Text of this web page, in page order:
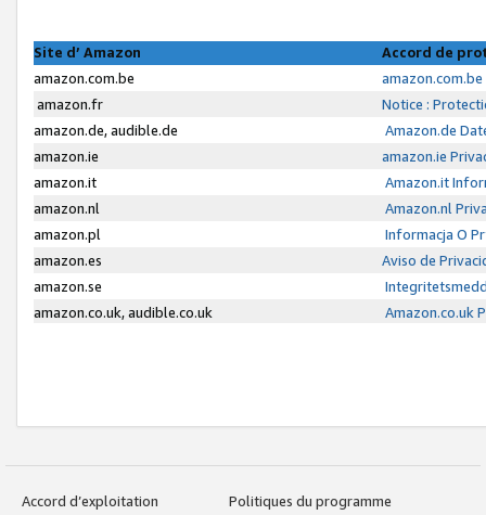
Site d’ Amazon
Accord de
amazon.com.be
amazon.fr
Notice :
amazon.de, audible.de
Amazon.de
amazon.ie
amazon.ie
amazon.it
Amazon.it
amazon.nl
Amazon.nl
amazon.pl
Informacja O
amazon.es
Aviso de
amazon.se
amazon.co.uk, audible.co.uk
Amazon.co.uk
Accord d’exploitation
Politiques du programme